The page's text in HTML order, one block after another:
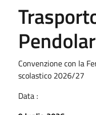
Convenzione con la
scolastico 2026/27
Data :